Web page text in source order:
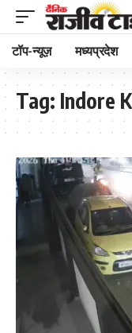
टॉप-न्यूज़ मध्यप्रदेश
Tag: Indore